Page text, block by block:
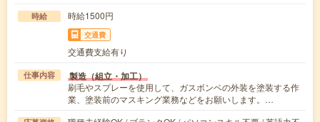
時給 時給1500円
交通費
交通費支給有り
仕事内容 製造（組立・加工）
刷毛やスプレーを使用して、ガスボンベの外装を塗装する作
業、塗装前のマスキング業務などをお願いします。…